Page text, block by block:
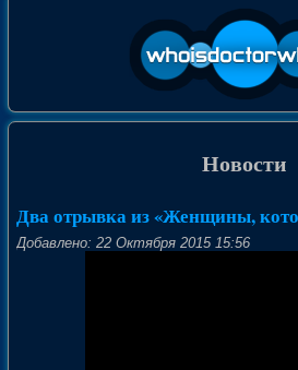
Новости
Два отрывка из «Женщины,
Добавлено: 22 Октября 2015 15:56